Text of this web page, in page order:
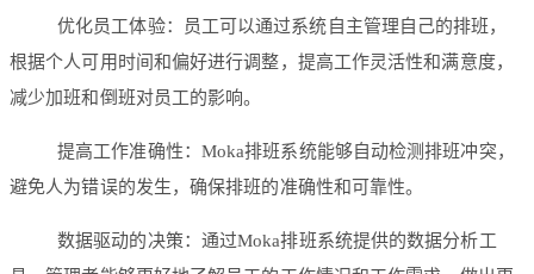
优化员工体验：员工可以通过系统自主管理自己的排班，
根据个人可用时间和偏好进行调整，提高工作灵活性和满意度，
减少加班和倒班对员工的影响。
提高工作准确性：Moka排班系统能够自动检测排班冲突，
避免人为错误的发生，确保排班的准确性和可靠性。
数据驱动的决策：通过Moka排班系统提供的数据分析工